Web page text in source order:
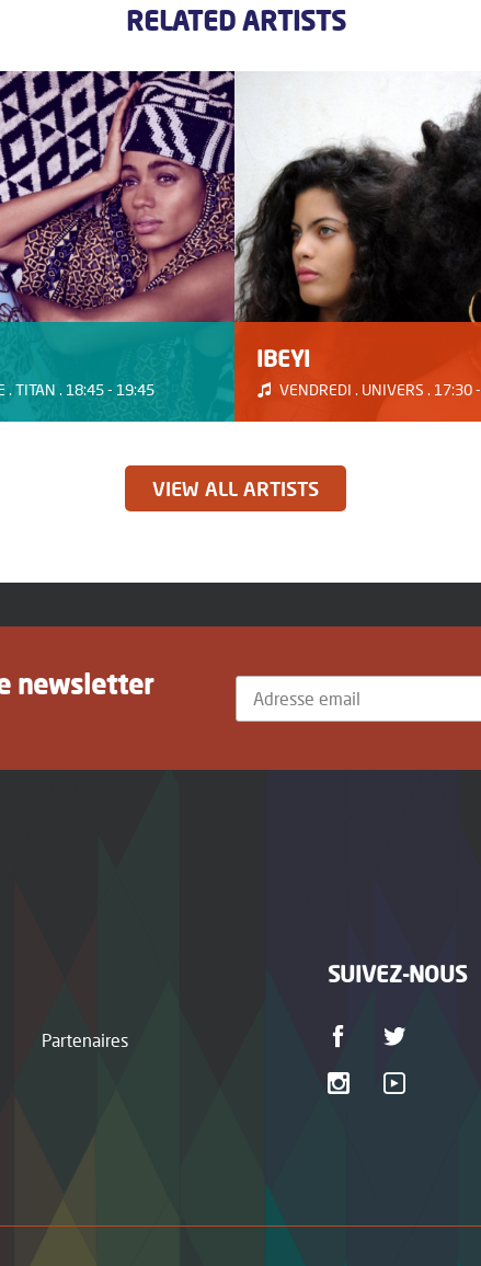
RELATED ARTISTS
. TITAN . 18:45 - 19:45
IBEYI
VENDREDI . UNIVERS . 17:30
VIEW ALL ARTISTS
newsletter
Partenaires
SUIVEZ-NOUS